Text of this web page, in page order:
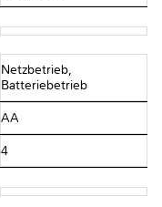
Netzbetrieb,
Batteriebetrieb
AA
4